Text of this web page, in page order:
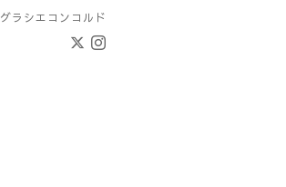
グラシエコンコルド